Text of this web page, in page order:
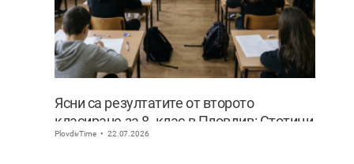
Ясни са резултатите от второто
класиране за 8. клас в Пловдив: Стотици
ученици сбъднаха мечтата си за по-
PlovdivTime 22.07.2026